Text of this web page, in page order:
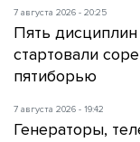
7 августа 2026 - 20:25
Пять
стартовали
пятиборью
7 августа 2026 - 19:42
Генераторы,